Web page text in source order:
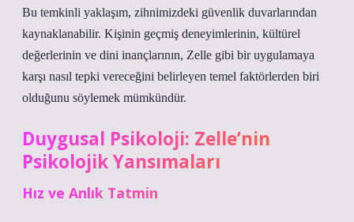
Bu temkinli yaklaşım, zihnimizdeki güvenlik duvarlarından
kaynaklanabilir. Kişinin geçmiş deneyimlerinin, kültürel
değerlerinin ve dini inançlarının, Zelle gibi bir uygulamaya
karşı nasıl tepki vereceğini belirleyen temel faktörlerden biri
olduğunu söylemek mümkündür.
Duygusal Psikoloji: Zelle’nin
Psikolojik Yansımaları
Hız ve Anlık Tatmin